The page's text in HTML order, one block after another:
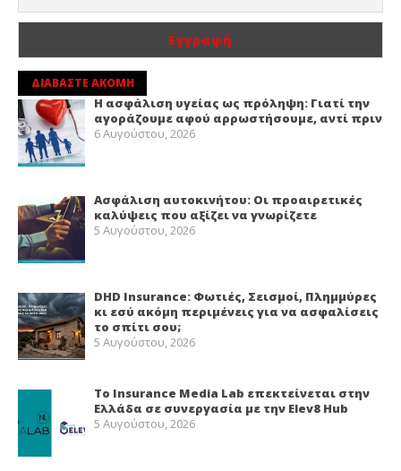
ΔΙΑΒΑΣΤΕ ΑΚΟΜΗ
Η ασφάλιση υγείας ως πρόληψη: Γιατί την
αγοράζουμε αφού αρρωστήσουμε, αντί πριν
6 Αυγούστου, 2026
Ασφάλιση αυτοκινήτου: Οι προαιρετικές
καλύψεις που αξίζει να γνωρίζετε
5 Αυγούστου, 2026
DHD Insurance: Φωτιές, Σεισμοί, Πλημμύρες
κι εσύ ακόμη περιμένεις για να ασφαλίσεις
το σπίτι σου;
5 Αυγούστου, 2026
Το Insurance Media Lab επεκτείνεται στην
Ελλάδα σε συνεργασία με την Elev8 Hub
5 Αυγούστου, 2026